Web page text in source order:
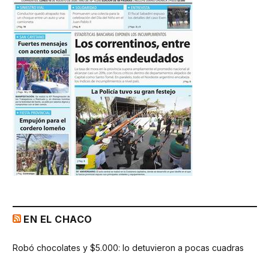
EN EL CHACO
Robó chocolates y $5.000: lo detuvieron a pocas cuadras